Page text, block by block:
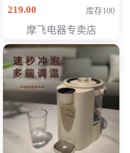
专享价118元
219.00 库存100
摩飞电器专卖店